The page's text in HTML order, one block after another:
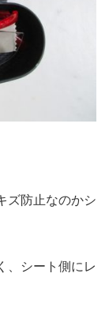
ズ防止なのかシ
、シート側にレ